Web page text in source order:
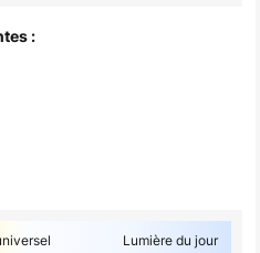
:
Lumière du jour